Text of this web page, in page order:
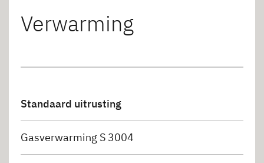
Verwarming
Standaard uitrusting
Gasverwarming S 3004